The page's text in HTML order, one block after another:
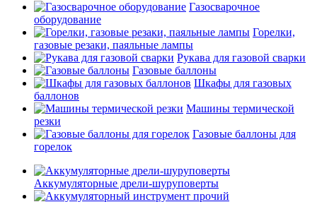
Газосварочное
оборудование
Горелки,
газовые резаки, паяльные лампы
Рукава для газовой сварки
Газовые баллоны
Шкафы для газовых
баллонов
Машины термической
резки
Газовые баллоны для
горелок
Аккумуляторные дрели-шуруповерты